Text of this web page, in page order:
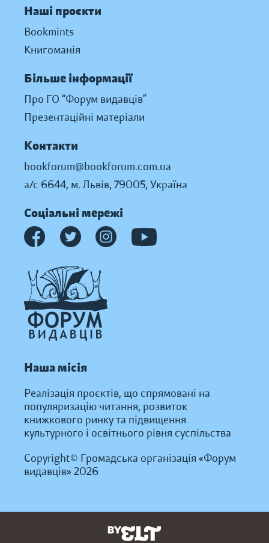
Наші проєкти
Bookmints
Книгоманія
Більше інформації
Про ГО “Форум видавців”
Презентаційні матеріали
Контакти
bookforum@bookforum.com.ua
а/с 6644, м. Львів, 79005, Україна
Соціальні мережі
Наша місія
Реалізація проєктів, що спрямовані на
популяризацію читання, розвиток
книжкового ринку та підвищення
культурного і освітнього рівня суспільства
Copyright© Громадська організація «Форум
видавців» 2026